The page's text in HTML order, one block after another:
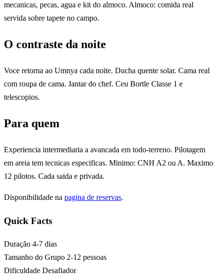
mecanicas, pecas, agua e kit do almoco. Almoco: comida real
servida sobre tapete no campo.
O contraste da noite
Voce retorna ao Umnya cada noite. Ducha quente solar. Cama real
com roupa de cama. Jantar do chef. Ceu Bortle Classe 1 e
telescopios.
Para quem
Experiencia intermediaria a avancada em todo-terreno. Pilotagem
em areia tem tecnicas especificas. Minimo: CNH A2 ou A. Maximo
12 pilotos. Cada saida e privada.
Disponibilidade na pagina de reservas.
Quick Facts
Duração 4-7 dias
Tamanho do Grupo 2-12 pessoas
Dificuldade Desafiador